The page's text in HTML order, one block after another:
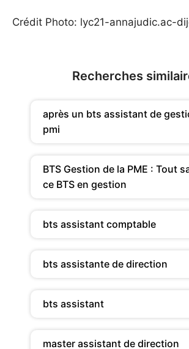
Crédit Photo: lyc21-annajudic.ac-
Recherches
après un bts assistant de
pmi
BTS Gestion de la PME : Tout
ce BTS en gestion
bts assistant comptable
bts assistante de direction
bts assistant
master assistant de direction